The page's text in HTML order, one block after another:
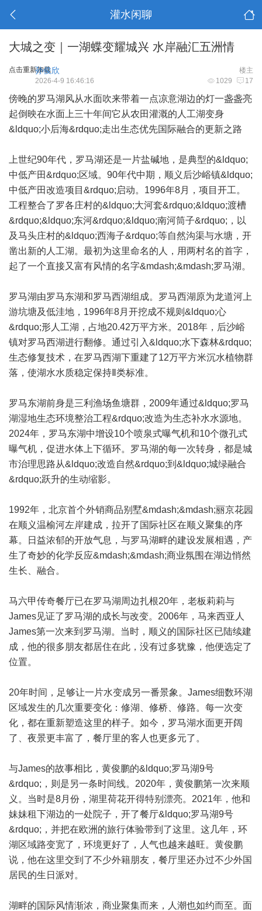
灌水闲聊
大城之变｜一湖蝶变耀城兴 水岸融汇五洲情
点击重新加载 楼主
孙俊欣
1029 17
2026-4-9 16:46:16
傍晚的罗马湖风从水面吹来带着一点凉意湖边的灯一盏盏亮
起倒映在水面上三十年间它从农田灌溉的人工湖变身
&ldquo;小后海&rdquo;走出生态优先国际融合的更新之路
上世纪90年代，罗马湖还是一片盐碱地，是典型的&ldquo;
中低产田&rdquo;区域。90年代中期，顺义后沙峪镇&ldquo;
中低产田改造项目&rdquo;启动。1996年8月，项目开工。
工程整合了罗各庄村的&ldquo;大河套&rdquo;&ldquo;渡槽
&rdquo;&ldquo;东河&rdquo;&ldquo;南河筒子&rdquo;，以
及马头庄村的&ldquo;西海子&rdquo;等自然沟渠与水塘，开
凿出新的人工湖。最初为这里命名的人，用两村名的首字，
起了一个直接又富有风情的名字&mdash;&mdash;罗马湖。
罗马湖由罗马东湖和罗马西湖组成。罗马西湖原为龙道河上
游坑塘及低洼地，1996年8月开挖成不规则&ldquo;心
&rdquo;形人工湖，占地20.42万平方米。2018年，后沙峪
镇对罗马西湖进行翻修。通过引入&ldquo;水下森林&rdquo;
生态修复技术，在罗马西湖下重建了12万平方米沉水植物群
落，使湖水水质稳定保持Ⅱ类标准。
罗马东湖前身是三利渔场鱼塘群，2009年通过&ldquo;罗马
湖湿地生态环境整治工程&rdquo;改造为生态补水水源地。
2024年，罗马东湖中增设10个喷泉式曝气机和10个微孔式
曝气机，促进水体上下循环。罗马湖的每一次转身，都是城
市治理思路从&ldquo;改造自然&rdquo;到&ldquo;城绿融合
&rdquo;跃升的生动缩影。
1992年，北京首个外销商品别墅&mdash;&mdash;丽京花园
在顺义温榆河左岸建成，拉开了国际社区在顺义聚集的序
幕。日益浓郁的开放气息，与罗马湖畔的建设发展相遇，产
生了奇妙的化学反应&mdash;&mdash;商业氛围在湖边悄然
生长、融合。
马六甲传奇餐厅已在罗马湖周边扎根20年，老板莉莉与
James见证了罗马湖的成长与改变。2006年，马来西亚人
James第一次来到罗马湖。当时，顺义的国际社区已陆续建
成，他的很多朋友都居住在此，没有过多犹豫，他便选定了
位置。
20年时间，足够让一片水变成另一番景象。James细数环湖
区域发生的几次重要变化：修湖、修桥、修路。每一次变
化，都在重新塑造这里的样子。如今，罗马湖水面更开阔
了、夜景更丰富了，餐厅里的客人也更多元了。
与James的故事相比，黄俊鹏的&ldquo;罗马湖9号
&rdquo;，则是另一条时间线。2020年，黄俊鹏第一次来顺
义。当时是8月份，湖里荷花开得特别漂亮。2021年，他和
妹妹租下湖边的一处院子，开了餐厅&ldquo;罗马湖9号
&rdquo;，并把在欧洲的旅行体验带到了这里。这几年，环
湖区域路变宽了，环境更好了，人气也越来越旺。黄俊鹏
说，他在这里交到了不少外籍朋友，餐厅里还办过不少外国
居民的生日派对。
湖畔的国际风情渐浓，商业聚集而来，人潮也如约而至。面